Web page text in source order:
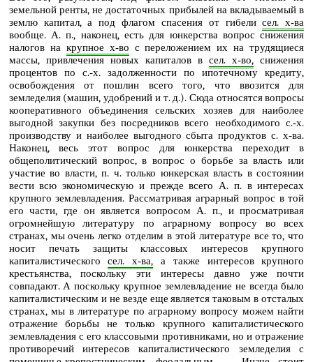
земельной ренты, не достаточных прибылей на вкладываемый в
землю капитал, а под флагом спасения от гибелисел. х‑ва
вообще. А. п., наконец, есть для юнкерства вопрос снижения
налогов на крупное х‑во с переложением их на трудящиеся
массы, привлечения новых капиталов всел. х‑во, снижения
процентов по с.‑х. задолженности по ипотечному кредиту,
освобождения от пошлин всего того, что ввозится для
земледелия (машин, удобрений и т. д.). Сюда относятся вопросы
кооперативного объединения сельских хозяев для наиболее
выгодной закупки без посредников всего необходимого с.‑х.
производству и наиболее выгодного сбыта продуктов с. х‑ва.
Наконец, весь этот вопрос для юнкерства переходит в
общеполитический вопрос, в вопрос о борьбе за власть или
участие во власти, п. ч. только юнкерская власть в состоянии
вести всю экономическую и прежде всего А. п. в интересах
крупного землевладения. Рассматривая аграрный вопрос в той
его части, где он является вопросом А. п., и просматривая
огромнейшую литературу по аграрному вопросу во всех
странах, мы очень легко отделим в этой литературе все то, что
носит печать защиты классовых интересов крупного
капиталистическогосел. х‑ва, а также интересов крупного
крестьянства, поскольку эти интересы давно уже почти
совпадают. А поскольку крупное землевладение не всегда было
капиталистическим и не везде еще является таковым в отсталых
странах, мы в литературе по аграрному вопросу можем найти
отражение борьбы не только крупного капиталистического
землевладения с его классовыми противниками, но и отражение
противоречий интересов капиталистического земледелия с